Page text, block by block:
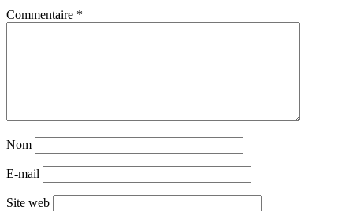
Commentaire *
Nom
E-mail
Site web